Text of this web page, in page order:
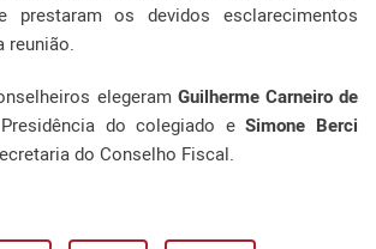
prestaram os devidos esclarecimentos
reunião.
elegeram Guilherme Carneiro de
do colegiado eSimone Berci
do Conselho Fiscal.